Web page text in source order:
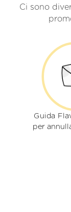
Ci sono
Guida
per